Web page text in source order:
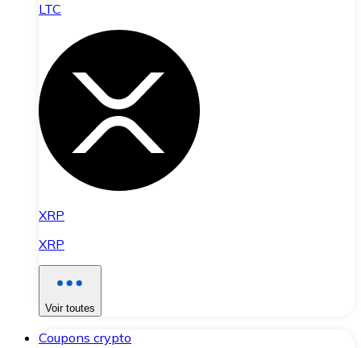
LTC
XRP
XRP
Voir toutes
Coupons crypto